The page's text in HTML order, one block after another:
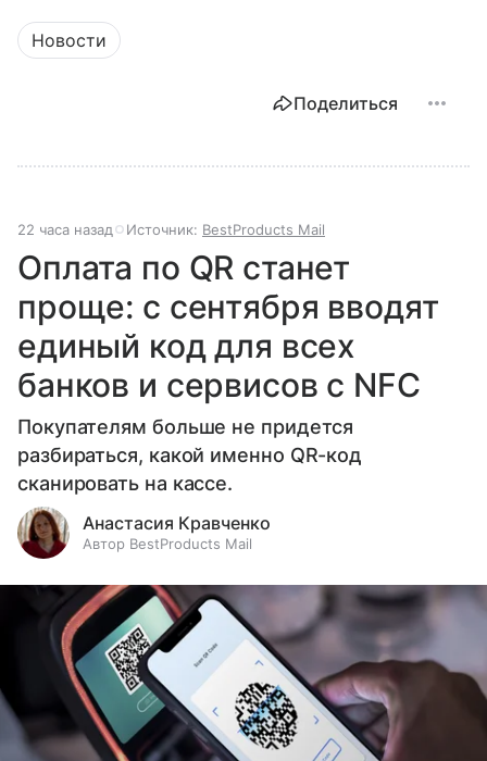
Новости
Поделиться
22 часа назад Источник: BestProducts Mail
Оплата по QR станет
проще: с сентября вводят
единый код для всех
банков и сервисов с NFC
Покупателям больше не придется
разбираться, какой именно QR-код
сканировать на кассе.
Анастасия Кравченко
Автор BestProducts Mail